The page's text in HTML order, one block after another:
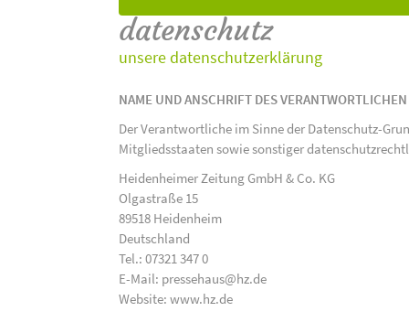
datenschutz
unsere datenschutzerklärung
NAME UND ANSCHRIFT DES VERANTWORTLICHEN
Der Verantwortliche im Sinne der Datenschutz-
Mitgliedsstaaten sowie sonstiger
Heidenheimer Zeitung GmbH & Co. KG
Olgastraße 15
89518 Heidenheim
Deutschland
Tel.: 07321 347 0
E-Mail: pressehaus@hz.de
Website: www.hz.de